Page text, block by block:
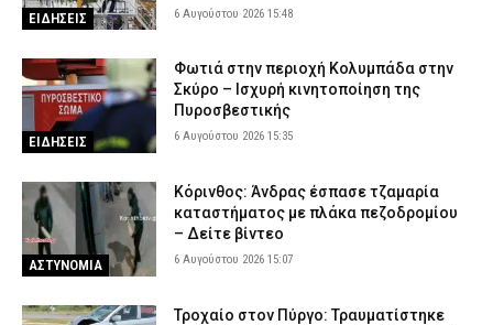
ΕΙΔΗΣΕΙΣ 6 Αυγούστου 2026 15:48
ΕΙΔΗΣΕΙΣ
Φωτιά στην περιοχή Κολυμπάδα στην
Σκύρο – Ισχυρή κινητοποίηση της
Πυροσβεστικής
6 Αυγούστου 2026 15:35
ΑΣΤΥΝΟΜΙΑ
Κόρινθος: Άνδρας έσπασε τζαμαρία
καταστήματος με πλάκα πεζοδρομίου
– Δείτε βίντεο
6 Αυγούστου 2026 15:07
Τροχαίο στον Πύργο: Τραυματίστηκε